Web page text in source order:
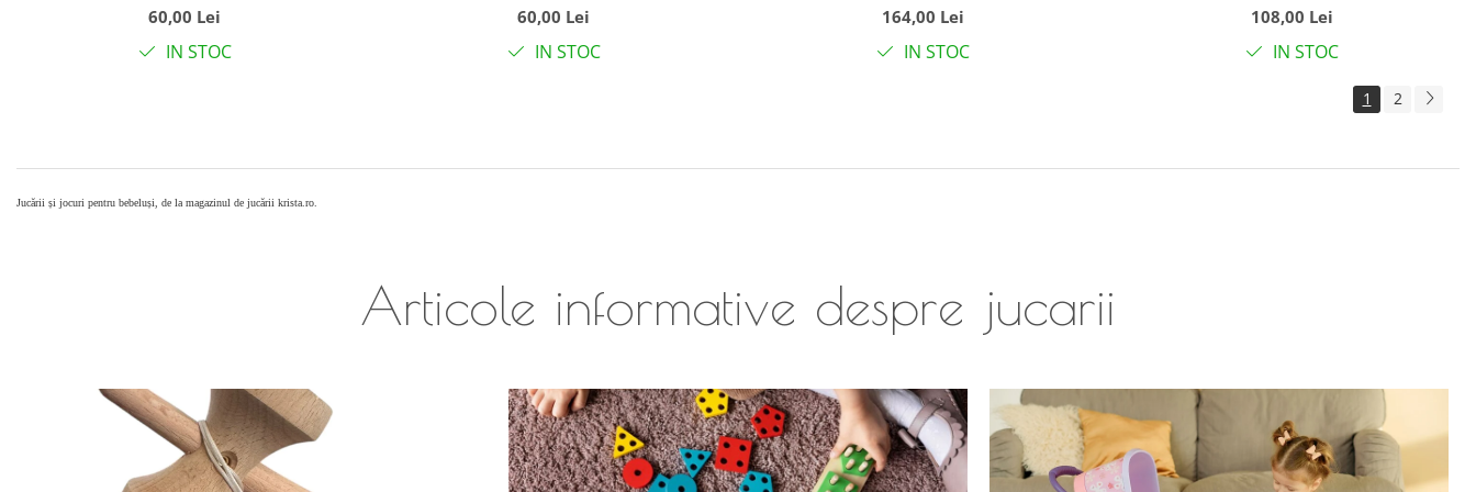
60,00 Lei
IN STOC
60,00 Lei
IN STOC
18 luni+
164,00 Lei
IN STOC
108,00 Lei
IN STOC
1 2
Jucării și jocuri pentru bebeluși, de la magazinul de jucării krista.ro.
Articole informative despre jucarii